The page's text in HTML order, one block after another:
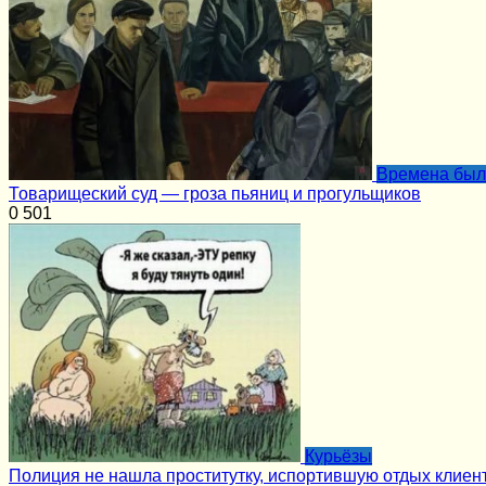
Времена
Товарищеский суд — гроза пьяниц и прогульщиков
0 501
Курьёзы
Полиция не нашла проститутку, испортившую отдых